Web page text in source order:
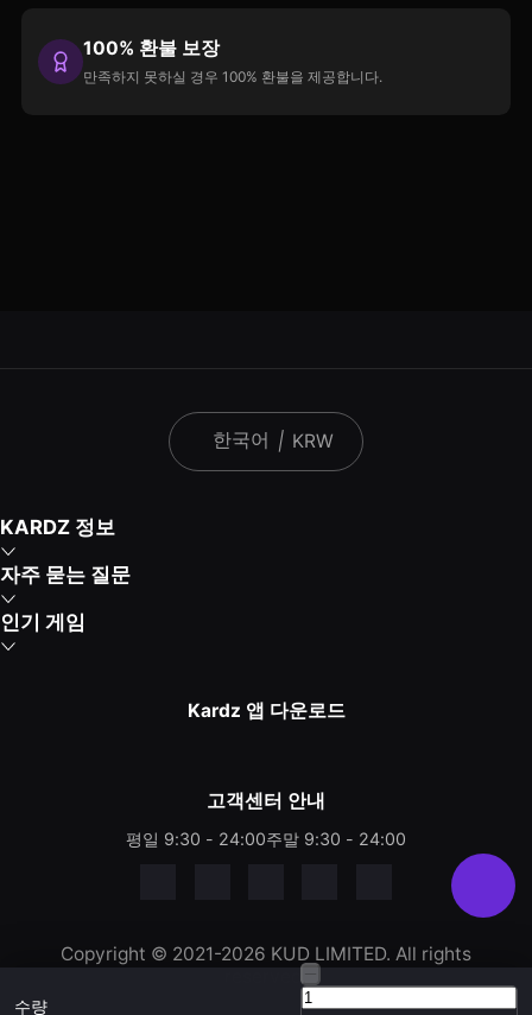
100% 환불 보장
만족하지 못하실 경우 100% 환불을 제공합니다.
수량
한국어 | KRW
KARDZ 정보
자주 묻는 질문
인기 게임
Kardz 앱 다운로드
고객센터 안내
평일 9:30 - 24:00주말 9:30 - 24:00
Copyright © 2021-2026 KUD LIMITED. All rights
reserved.